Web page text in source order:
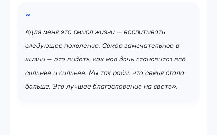
«Для меня это смысл жизни — воспитывать
следующее поколение. Самое замечательное в
жизни — это видеть, как моя дочь становится всё
сильнее и сильнее. Мы так рады, что семья стала
больше. Это лучшее благословение на свете».